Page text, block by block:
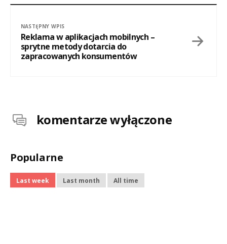
NASTĘPNY WPIS
Reklama w aplikacjach mobilnych –
sprytne metody dotarcia do
zapracowanych konsumentów
komentarze wyłączone
Popularne
Last week Last month All time